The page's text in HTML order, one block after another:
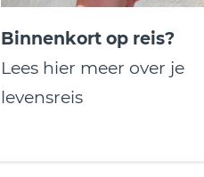
Binnenkort op reis?
Lees hier meer over je
levensreis